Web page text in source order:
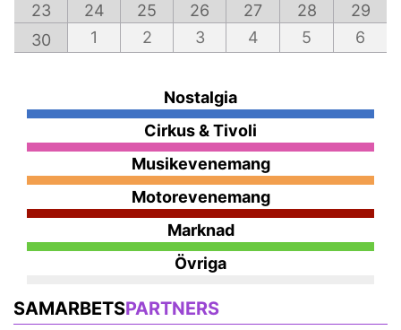
23
24 25 26 27 28
29
30
1 2 3 4 5 6
Nostalgia
Cirkus & Tivoli
Musikevenemang
Motorevenemang
Marknad
Övriga
SAMARBETSPARTNERS